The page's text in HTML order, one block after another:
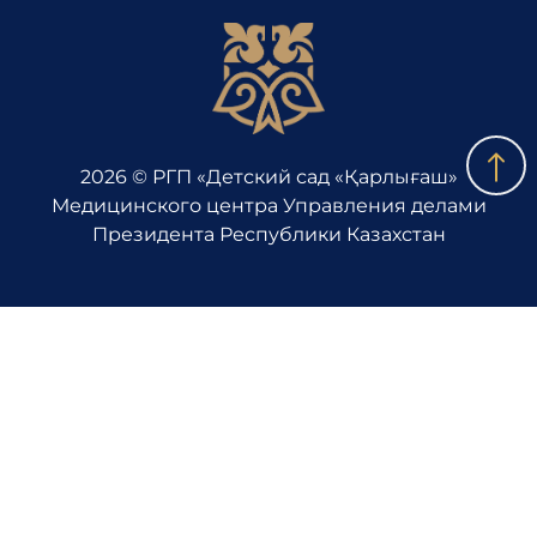
2026 © РГП «Детский сад «Қарлығаш»
Медицинского центра Управления делами
Президента Республики Казахстан